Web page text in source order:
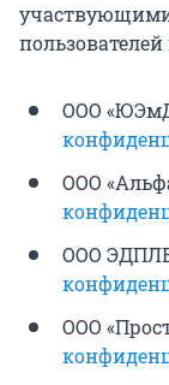
ООО
ООО
ООО
ООО